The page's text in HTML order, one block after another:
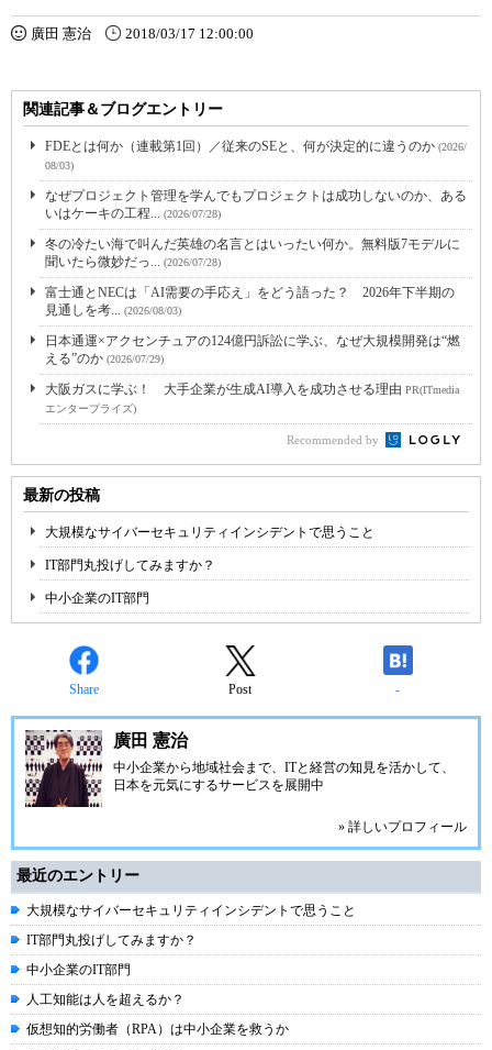
廣田 憲治 2018/03/17 12:00:00
関連記事＆ブログエントリー
FDEとは何か（連載第1回）／従来のSEと、何が決定的に違うのか (2026/
08/03)
なぜプロジェクト管理を学んでもプロジェクトは成功しないのか、ある
いはケーキの工程... (2026/07/28)
冬の冷たい海で叫んだ英雄の名言とはいったい何か。無料版7モデルに
聞いたら微妙だっ... (2026/07/28)
富士通とNECは「AI需要の手応え」をどう語った？ 2026年下半期の
見通しを考... (2026/08/03)
日本通運×アクセンチュアの124億円訴訟に学ぶ、なぜ大規模開発は“燃
える”のか (2026/07/29)
大阪ガスに学ぶ！ 大手企業が生成AI導入を成功させる理由 PR(ITmedia
エンタープライズ)
Recommended by
最新の投稿
大規模なサイバーセキュリティインシデントで思うこと
IT部門丸投げしてみますか？
中小企業のIT部門
Share Post -
廣田 憲治
中小企業から地域社会まで、ITと経営の知見を活かして、
日本を元気にするサービスを展開中
» 詳しいプロフィール
最近のエントリー
大規模なサイバーセキュリティインシデントで思うこと
IT部門丸投げしてみますか？
中小企業のIT部門
人工知能は人を超えるか？
仮想知的労働者（RPA）は中小企業を救うか